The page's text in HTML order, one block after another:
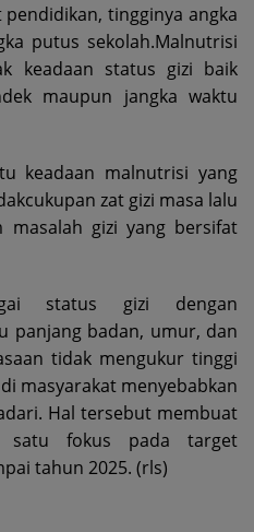
tingginya angka
putus sekolah.Malnutrisi
keadaan status gizi baik
maupun jangka waktu
keadaan malnutrisi yang
zat gizi masa lalu
masalah gizi yang bersifat
status gizi dengan
panjang badan, umur, dan
tidak mengukur tinggi
masyarakat menyebabkan
Hal tersebut membuat
satu fokus pada target
tahun 2025. (rls)